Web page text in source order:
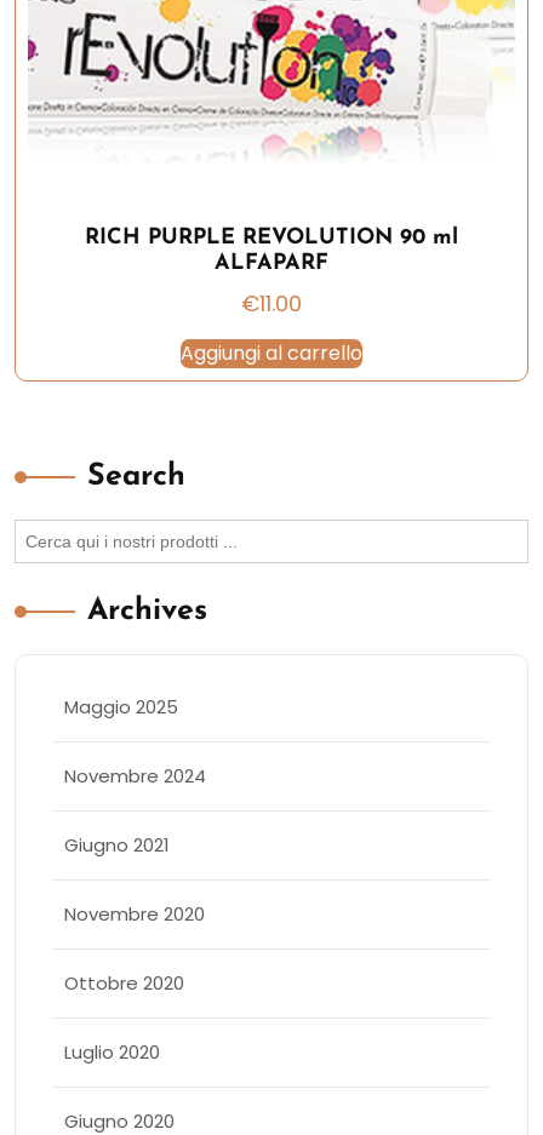
RICH PURPLE REVOLUTION 90 ml
ALFAPARF
€11.00
Aggiungi al carrello
Search
Search
for:
Archives
Maggio 2025
Novembre 2024
Giugno 2021
Novembre 2020
Ottobre 2020
Luglio 2020
Giugno 2020